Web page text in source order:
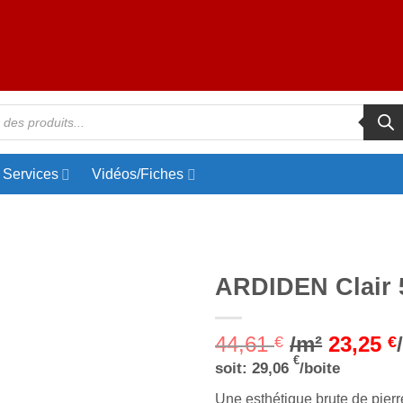
Services Vidéos/Fiches
ARDIDEN Clair
44,61€ /m² 23,25€
soit: 29,06 €/boite
Une esthétique brute de